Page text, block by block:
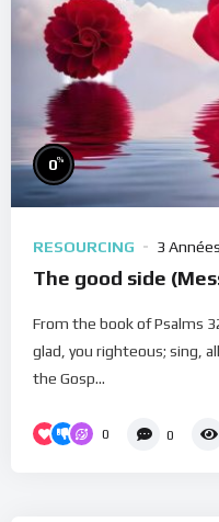
0%
RESOURCING 3
The good side
From the book of Psalms
glad, you righteous; sing,
the Gosp...
0 0